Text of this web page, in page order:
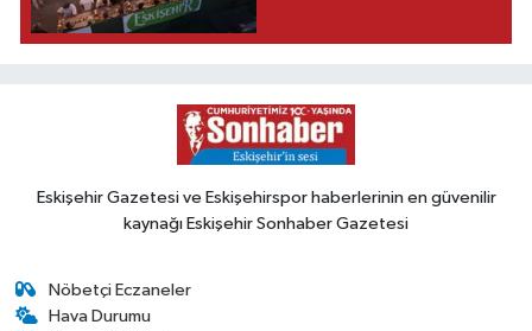
Eskişehir Gazetesi ve Eskişehirspor haberlerinin en güvenilir
kaynağı Eskişehir Sonhaber Gazetesi
Nöbetçi Eczaneler
Hava Durumu